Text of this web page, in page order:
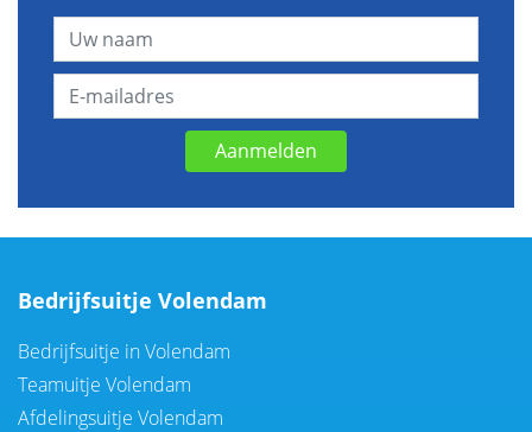
Aanmelden
Bedrijfsuitje Volendam
Bedrijfsuitje in Volendam
Teamuitje Volendam
Afdelingsuitje Volendam